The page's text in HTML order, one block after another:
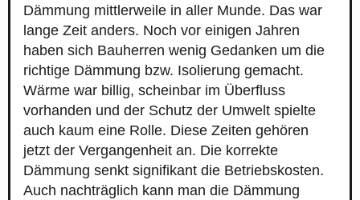
Dämmung mittlerweile in aller Munde. Das war
lange Zeit anders. Noch vor einigen Jahren
haben sich Bauherren wenig Gedanken um die
richtige Dämmung bzw. Isolierung gemacht.
Wärme war billig, scheinbar im Überfluss
vorhanden und der Schutz der Umwelt spielte
auch kaum eine Rolle. Diese Zeiten gehören
jetzt der Vergangenheit an. Die korrekte
Dämmung senkt signifikant die Betriebskosten.
Auch nachträglich kann man die Dämmung